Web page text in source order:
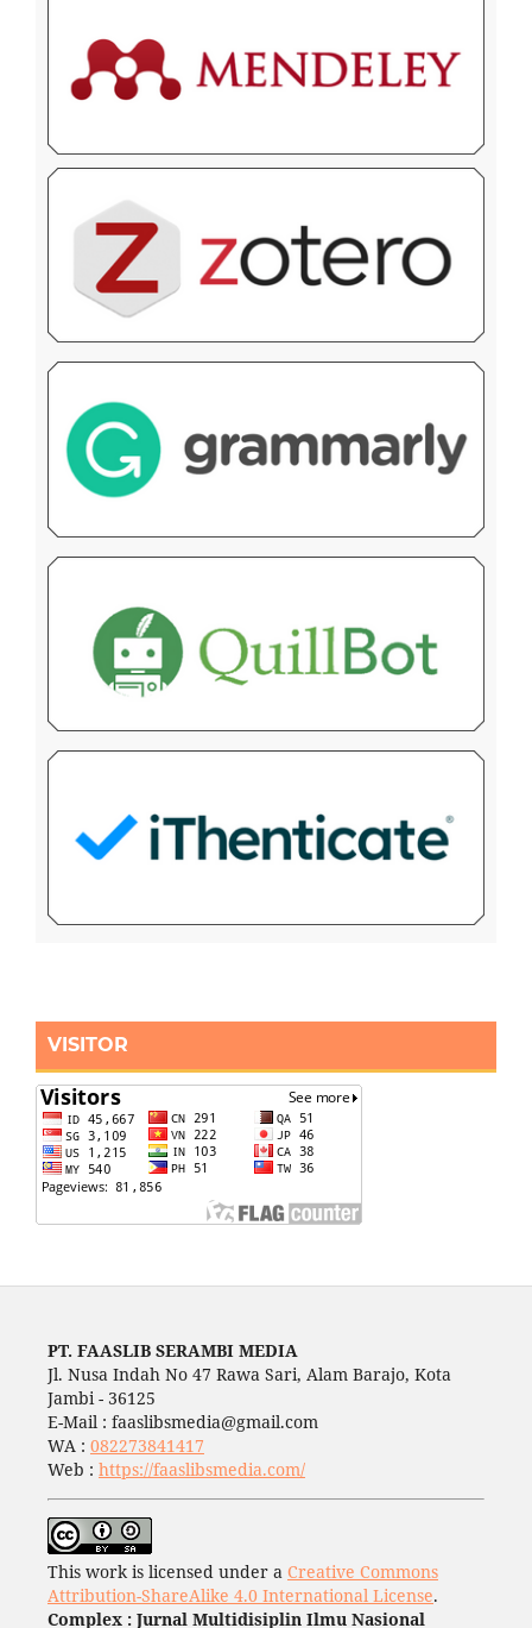
VISITOR
PT. FAASLIB SERAMBI MEDIA
Jl. Nusa Indah No 47 Rawa Sari, Alam Barajo, Kota
Jambi - 36125
E-Mail : faaslibsmedia@gmail.com
WA : 082273841417
Web : https://faaslibsmedia.com/
This work is licensed under a Creative Commons
Attribution-ShareAlike 4.0 International License.
Complex : Jurnal Multidisiplin Ilmu Nasional